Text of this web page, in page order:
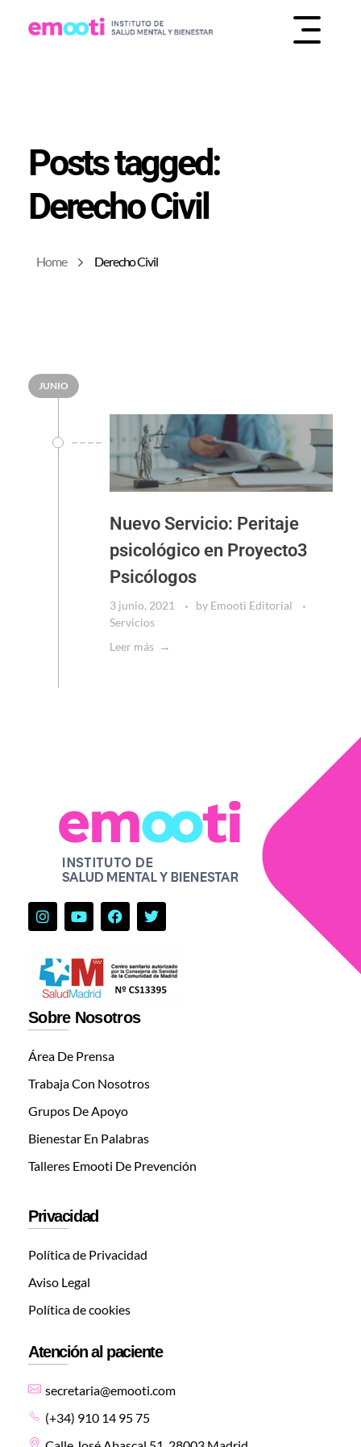
Home Derecho Civil
Posts tagged:
Derecho Civil
JUNIO
Nuevo Servicio: Peritaje
psicológico en Proyecto3
Psicólogos
3 junio, 2021 by Emooti Editorial
Servicios
Leer más
Sobre Nosotros
Área De Prensa
Trabaja Con Nosotros
Grupos De Apoyo
Bienestar En Palabras
Talleres Emooti De Prevención
Privacidad
Política de Privacidad
Aviso Legal
Política de cookies
Atención al paciente
secretaria@emooti.com
(+34) 910 14 95 75